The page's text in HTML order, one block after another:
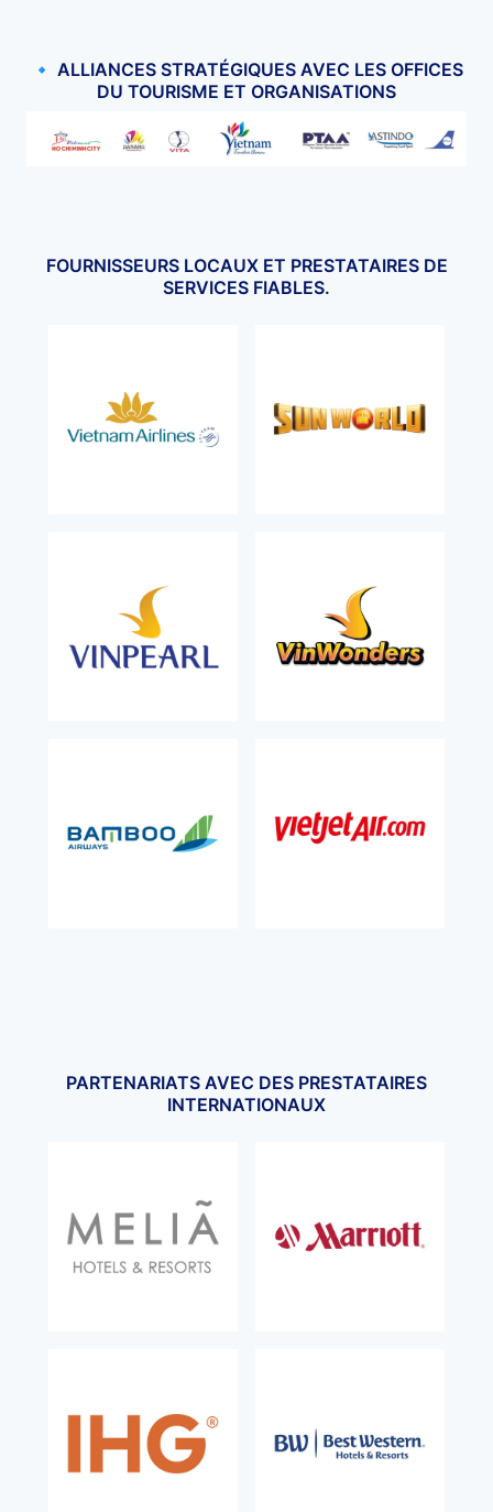
🔹 ALLIANCES STRATÉGIQUES AVEC LES OFFICES
DU TOURISME ET ORGANISATIONS
FOURNISSEURS LOCAUX ET PRESTATAIRES DE
SERVICES FIABLES.
PARTENARIATS AVEC DES PRESTATAIRES
INTERNATIONAUX